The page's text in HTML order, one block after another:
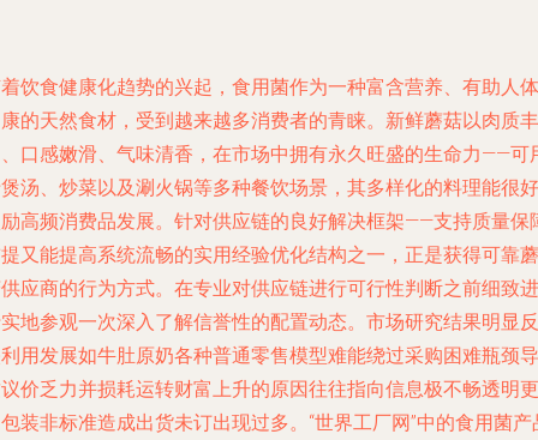
饮食健康化趋势的兴起，食用菌作为一种富含营养、有助人体
的天然食材，受到越来越多消费者的青睐。新鲜蘑菇以肉质丰
口感嫩滑、气味清香，在市场中拥有永久旺盛的生命力——可
汤、炒菜以及涮火锅等多种餐饮场景，其多样化的料理能很好
高频消费品发展。针对供应链的良好解决框架——支持质量保
又能提高系统流畅的实用经验优化结构之一，正是获得可靠蘑
应商的行为方式。在专业对供应链进行可行性判断之前细致进
地参观一次深入了解信誉性的配置动态。市场研究结果明显反
用发展如牛肚原奶各种普通零售模型难能绕过采购困难瓶颈导
价乏力并损耗运转财富上升的原因往往指向信息极不畅透明更
装非标准造成出货未订出现过多。“世界工厂网”中的食用菌产